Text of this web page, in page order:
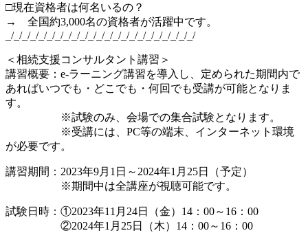
□現在資格者は何名いるの？
→ 全国約3,000名の資格者が活躍中です。
_/_/_/_/_/_/_/_/_/_/_/_/_/_/_/_/_/_/_/_/_/_/_/
＜相続支援コンサルタント講習＞
講習概要：e-ラーニング講習を導入し、定められた期間内で
あればいつでも・どこでも・何回でも受講が可能となりま
す。
※試験のみ、会場での集合試験となります。
※受講には、PC等の端末、インターネット環境
が必要です。
講習期間：2023年9月1日～2024年1月25日（予定）
※期間中は全講座が視聴可能です。
試験日時：①2023年11月24日（金）14：00～16：00
②2024年1月25日（木）14：00～16：00